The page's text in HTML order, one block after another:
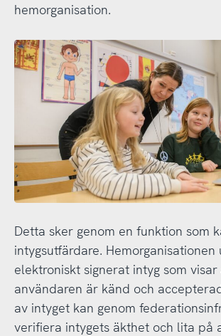
hemorganisation.
Detta sker genom en funktion som
intygsutfärdare.
elektroniskt signerat intyg som
användaren är känd och
av intyget kan genom
verifiera intygets äkthet och lita på